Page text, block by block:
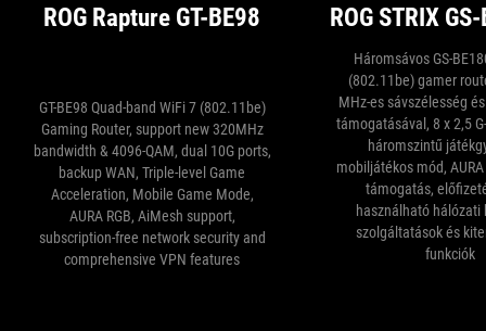
ROG STRIX
Háromsávos GS-
(802.11be) gamer
MHz-es sávszélesség
támogatásával, 8 x 2,5
háromszintű
mobiljátékos mód,
támogatás,
használható hálózati
szolgáltatások és
funkciók
ROG Rapture GT-BE98
GT-BE98 Quad-band WiFi 7 (802.11be)
Gaming Router, support new 320MHz
bandwidth & 4096-QAM, dual 10G ports,
backup WAN, Triple-level Game
Acceleration, Mobile Game Mode,
AURA RGB, AiMesh support,
subscription-free network security and
comprehensive VPN features